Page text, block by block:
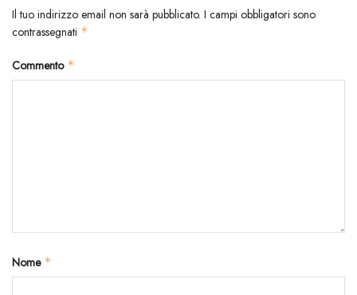
Il tuo indirizzo email non sarà pubblicato. I campi obbligatori sono
contrassegnati *
Commento *
Nome *